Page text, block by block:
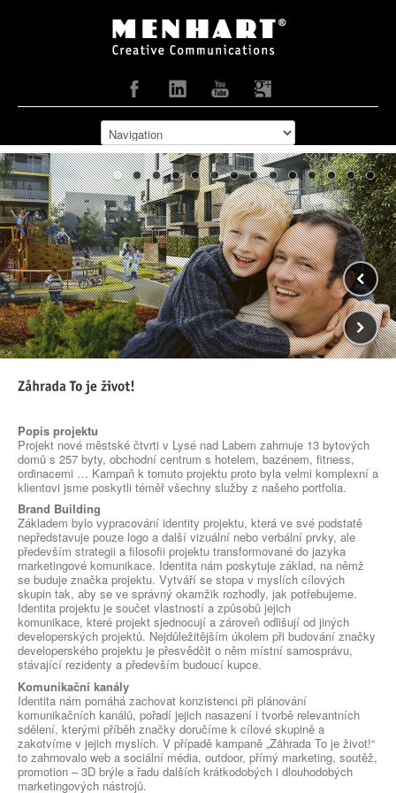
Popis projektu
Projekt nové městské čtvrti v Lysé nad Labem zahrnuje 13 bytových
domů s 257 byty, obchodní centrum s hotelem, bazénem, fitness,
ordinacemi … Kampaň k tomuto projektu proto byla velmi komplexní a
klientovi jsme poskytli téměř všechny služby z našeho portfolia.
Brand Building
Základem bylo vypracování identity projektu, která ve své podstatě
nepředstavuje pouze logo a další vizuální nebo verbální prvky, ale
především strategii a filosofii projektu transformované do jazyka
marketingové komunikace. Identita nám poskytuje základ, na němž
se buduje značka projektu. Vytváří se stopa v myslích cílových
skupin tak, aby se ve správný okamžik rozhodly, jak potřebujeme.
Identita projektu je součet vlastností a způsobů jejich
komunikace, které projekt sjednocují a zároveň odlišují od jiných
developerských projektů. Nejdůležitějším úkolem při budování značky
developerského projektu je přesvědčit o něm místní samosprávu,
stávající rezidenty a především budoucí kupce.
Komunikační kanály
Identita nám pomáhá zachovat konzistenci při plánování
komunikačních kanálů, pořadí jejich nasazení i tvorbě relevantních
sdělení, kterými příběh značky doručíme k cílové skupině a
zakotvíme v jejich myslích. V případě kampaně „Zåhrada To je život!“
to zahrnovalo web a sociální média, outdoor, přímý marketing, soutěž,
promotion – 3D brýle a řadu dalších krátkodobých i dlouhodobých
marketingových nástrojů.